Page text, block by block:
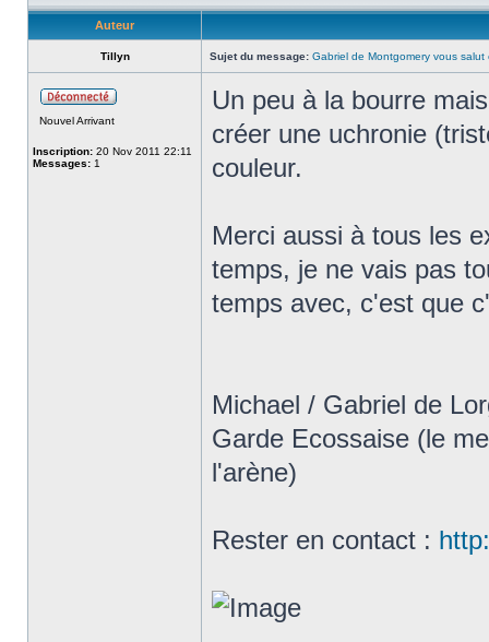
Auteur
Tillyn Sujet du message: Gabriel de Montgomery vous salut
Nouvel Arrivant
Inscription: 20 Nov 2011 22:11
Messages: 1
Un peu à la bourre
créer une uchronie
couleur.
Merci aussi à tous les
temps, je ne vais pas
temps avec, c'est que
Michael / Gabriel de
Garde Ecossaise (le
l'arène)
Rester en contact :